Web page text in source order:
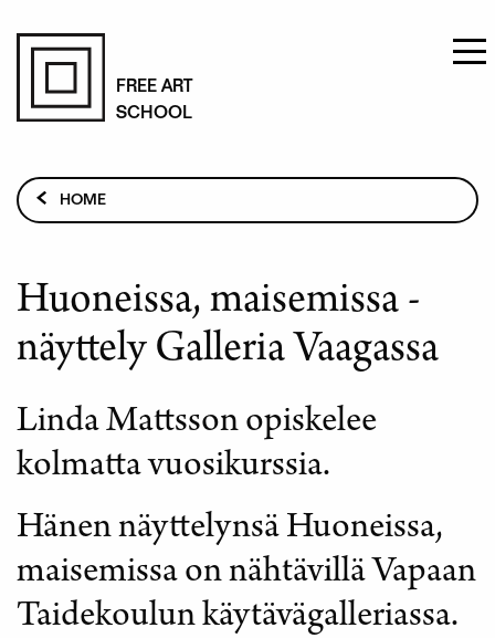
Skip
content
FREE ART
SCHOOL
Breadcrumb
HOME
Huoneissa, maisemissa -
näyttely Galleria Vaagassa
Linda Mattsson opiskelee
kolmatta vuosikurssia.
Hänen näyttelynsä Huoneissa,
maisemissa on nähtävillä Vapaan
Taidekoulun käytävägalleriassa.